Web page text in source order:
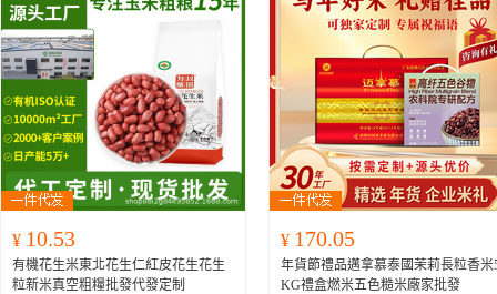
¥ 10.53
有機花生米東北花生仁紅皮花生花生
粒新米真空粗糧批發代發定制
¥ 170.05
年貨節禮品邁拿慕泰國茉莉長粒香米
KG禮盒燃米五色糙米廠家批發